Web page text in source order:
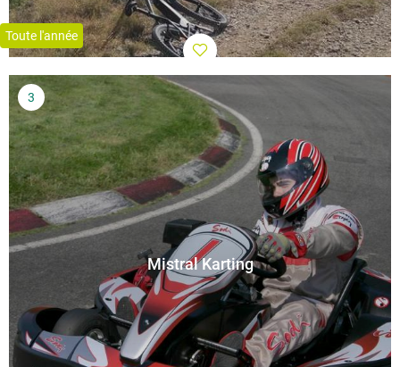
Toute l'année
Mistral Karting